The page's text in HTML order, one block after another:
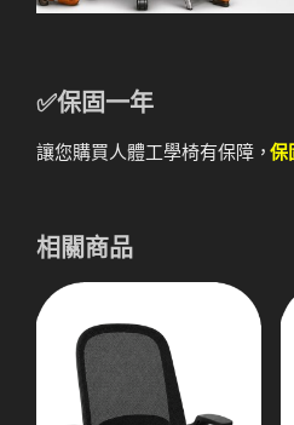
✅保固一年
讓您購買人體工學椅有保障，保
相關商品